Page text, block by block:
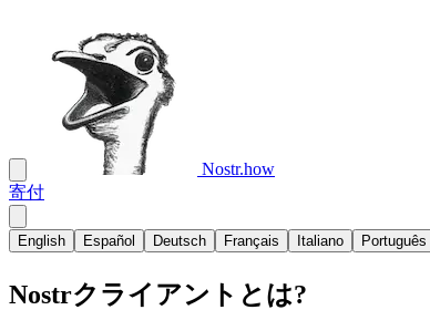
Nostr.how
寄付
English Español Deutsch Français Italiano Português
Nostrクライアントとは?